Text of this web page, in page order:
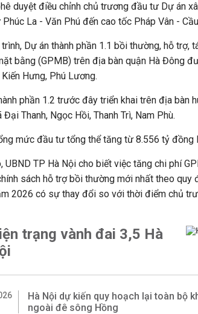
duyệt điều chỉnh chủ trương đầu tư Dự án
La - Văn Phú đến cao tốc Pháp Vân -
Dự án thành phần 1.1 bồi thường, hỗ trợ,
bằng (GPMB) trên địa bàn quận Hà Đông
Hưng, Phú Lương.
phần 1.2 trước đây triển khai trên địa bàn
Đại Thanh, Ngọc Hồi, Thanh Trì, Nam Phù.
mức đầu tư tổng thể tăng từ 8.556 tỷ đồng
UBND TP Hà Nội cho biết việc tăng chi phí
sách hỗ trợ bồi thường mới nhất theo quy
2026 có sự thay đổi so với thời điểm chủ
trạng vành đai 3,5 Hà
Hà Nội dự kiến quy hoạch lại toàn bộ
ngoài đê sông Hồng